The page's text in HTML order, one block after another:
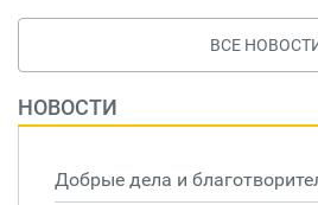
ВСЕ
НОВОСТИ
Добрые дела и